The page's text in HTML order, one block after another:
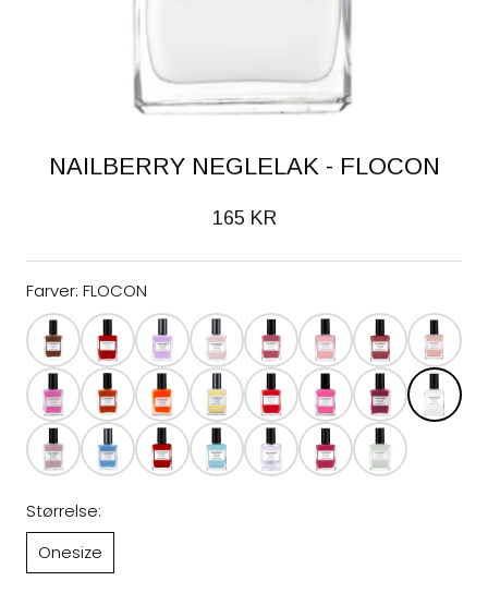
NAILBERRY NEGLELAK - FLOCON
165 KR
Farver: FLOCON
Størrelse:
Onesize